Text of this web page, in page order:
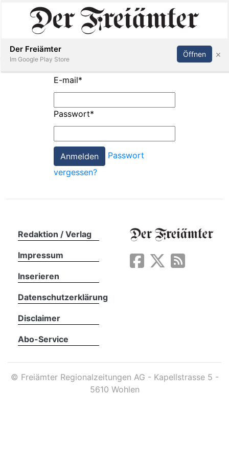
Paper
App
Inserieren Abonnieren Anmelden
E-mail*
Passwort*
Passwort
vergessen?
Redaktion / Verlag
Impressum
Inserieren
Datenschutzerklärung
Disclaimer
Abo-Service
© Freiämter Regionalzeitungen AG - Kapellstrasse 5 -
5610 Wohlen
Der Freiämter
Im Google Play Store
Öffnen ×